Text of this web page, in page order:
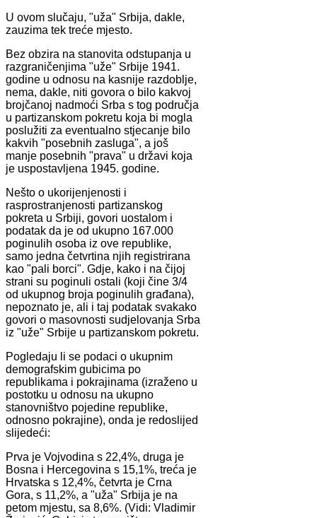
U ovom slučaju, "uža" Srbija, dakle,
zauzima tek treće mjesto.
Bez obzira na stanovita odstupanja u
razgraničenjima "uže" Srbije 1941.
godine u odnosu na kasnije razdoblje,
nema, dakle, niti govora o bilo kakvoj
brojčanoj nadmoći Srba s tog područja
u partizanskom pokretu koja bi mogla
poslužiti za eventualno stjecanje bilo
kakvih "posebnih zasluga", a još
manje posebnih "prava" u državi koja
je uspostavljena 1945. godine.
Nešto o ukorijenjenosti i
rasprostranjenosti partizanskog
pokreta u Srbiji, govori uostalom i
podatak da je od ukupno 167.000
poginulih osoba iz ove republike,
samo jedna četvrtina njih registrirana
kao "pali borci". Gdje, kako i na čijoj
strani su poginuli ostali (koji čine 3/4
od ukupnog broja poginulih građana),
nepoznato je, ali i taj podatak svakako
govori o masovnosti sudjelovanja Srba
iz "uže" Srbije u partizanskom pokretu.
Pogledaju li se podaci o ukupnim
demografskim gubicima po
republikama i pokrajinama (izraženo u
postotku u odnosu na ukupno
stanovništvo pojedine republike,
odnosno pokrajine), onda je redoslijed
slijedeći:
Prva je Vojvodina s 22,4%, druga je
Bosna i Hercegovina s 15,1%, treća je
Hrvatska s 12,4%, četvrta je Crna
Gora, s 11,2%, a "uža" Srbija je na
petom mjestu, sa 8,6%. (Vidi: Vladimir